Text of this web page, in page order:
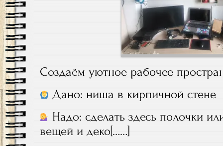
Создаём уютное рабочее
Дано: ниша в кирпичной стене
Надо: сделать здесь полочки
вещей и деко[……]